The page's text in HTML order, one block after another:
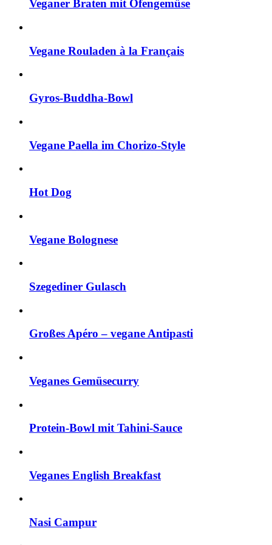
Veganer Braten mit Ofengemüse
Vegane Rouladen à la Français
Gyros-Buddha-Bowl
Vegane Paella im Chorizo-Style
Hot Dog
Vegane Bolognese
Szegediner Gulasch
Großes Apéro – vegane Antipasti
Veganes Gemüsecurry
Protein-Bowl mit Tahini-Sauce
Veganes English Breakfast
Nasi Campur